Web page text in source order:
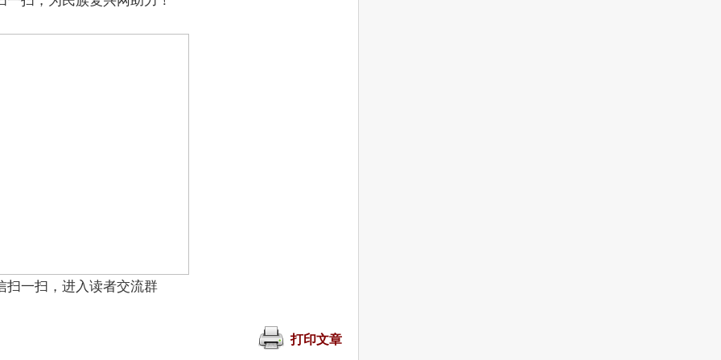
扫一扫，进入读者交流群
打印文章